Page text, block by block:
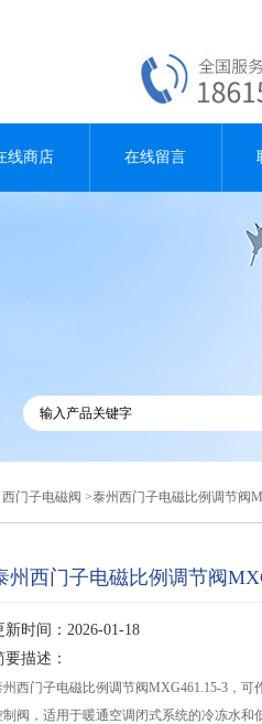
线商店 在线留言
西门子电磁阀 >泰州西门子电磁比例调节阀
州西门子电磁比例调节阀
新时间：2026-01-18
要描述：
州西门子电磁比例调节阀MXG461.15-3，可
制阀，适用于暖通空调闭式系统的冷冻水和